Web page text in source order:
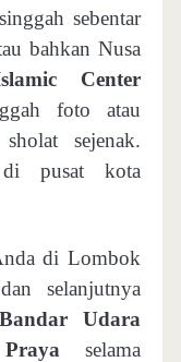
sebentar
bahkan Nusa
Center
foto atau
sejenak.
di pusat kota
di Lombok
selanjutnya
Bandar Udara
Praya selama